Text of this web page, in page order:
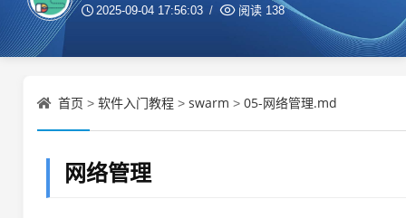
2025-09-04 17:56:03 阅读 138
首页 > 软件入门教程 > swarm > 05-网络管理.md
网络管理